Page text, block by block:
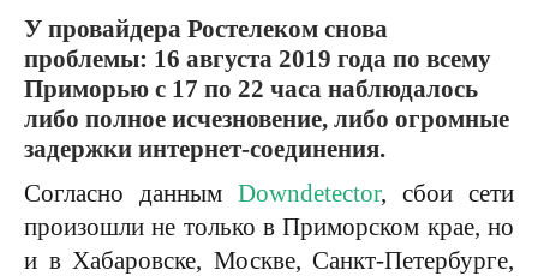
У провайдера Ростелеком снова
проблемы: 16 августа 2019 года по всему
Приморью с 17 по 22 часа наблюдалось
либо полное исчезновение, либо огромные
задержки интернет-соединения.
Согласно данным Downdetector, сбои сети
произошли не только в Приморском крае, но
и в Хабаровске, Москве, Санкт-Петербурге,